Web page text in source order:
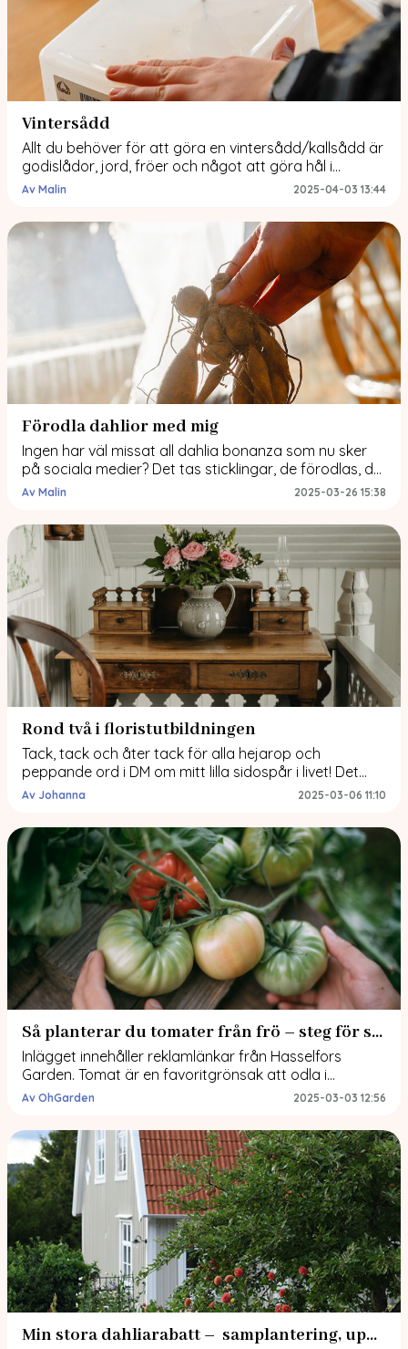
Vintersådd
Allt du behöver för att göra en vintersådd/kallsådd är
godislådor, jord, fröer och något att göra hål i
lådorna med! Om du har det, då är du redo för att
också på några frågor jag fått. Vi kör! 1. Förbered för
fröerna! Nu ska vi ge bra […]
2025-04-03 13:44
Av Malin
Förodla dahlior med mig
Ingen har väl missat all dahlia bonanza som nu sker
på sociala medier? Det tas sticklingar, de förodlas, de
sår fröer och kärleken för denna växt blir bara större
hur jag förodlar mina dahlior och varför jag gör det!
Vi kör igång! 1. Kolla […]
2025-03-26 15:38
Av Malin
Rond två i floristutbildningen
Tack, tack och åter tack för alla hejarop och
peppande ord i DM om mitt lilla sidospår i livet! Det
känns så roligt att ni är med på det här äventyret.
men en sak är säker – i sommar kommer det att
bindas […]
2025-03-06 11:10
Av Johanna
Så planterar du tomater från frö – steg för steg
Inlägget innehåller reklamlänkar från Hasselfors
Garden. Tomat är en favoritgrönsak att odla i
växthus, men det är lätt att odla även på friland eller i
enkelt odla dina egna tomater. Steg 1 Ta fram krukor
som är cirka 7x 7 cm. Häll jord (Tomat & chilijord […]
2025-03-03 12:56
Av OhGarden
Min stora dahliarabatt – samplantering, uppbindning och gödning